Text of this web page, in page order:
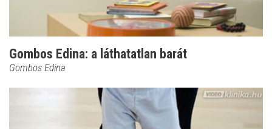
Gombos Edina: a láthatatlan barát
Gombos Edina